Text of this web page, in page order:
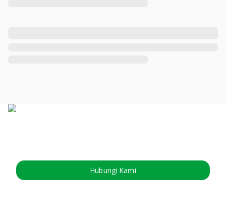
Hubungi Kami